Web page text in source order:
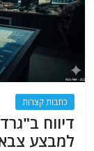
כתבות קצרות
דיווח
למבצע